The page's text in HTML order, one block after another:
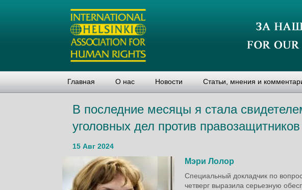
Главная О нас Новости Статьи, мнения и
В последние месяцы я стала
уголовных дел против
15 Авг 2024
Мэри Лолор
Специальный докладчик по
четверг выразила серьезную